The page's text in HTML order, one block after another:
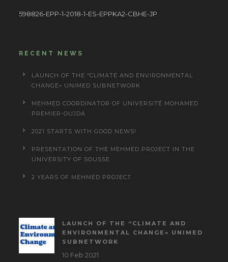
598826-EPP-1-2018-1-ES-EPPKA2-CBHE-JP
RECENT NEWS
LAUNCH OF THE “CLIMATE AND ENVIRONMENTAL
CHANGE» UNIMED SUBNETWORK
MEHMED COORDINATOR OF UNIVERSITÉ MOHAMED
PREMIER-OUJDA
2021 STARTS WITH GOOD NEWS!
PRESENTATION OF THE MEHMED PROJECT IN THE
UNIVERSITY OF SOUSSE
2 YEARS OF MEHMED PROJECT
LAUNCH OF THE “CLIMATE AND
ENVIRONMENTAL CHANGE» UNIMED
SUBNETWORK
10 Feb 2021